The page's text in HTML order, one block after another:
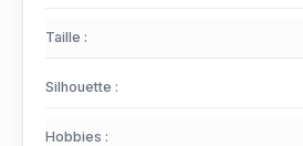
Taille :
Silhouette :
Hobbies :